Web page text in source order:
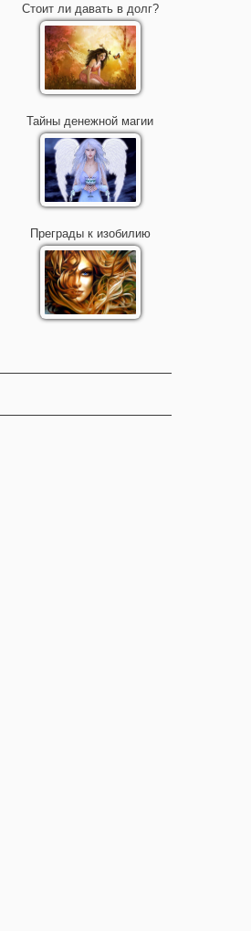
Стоит ли давать в долг?
Тайны денежной магии
Преграды к изобилию